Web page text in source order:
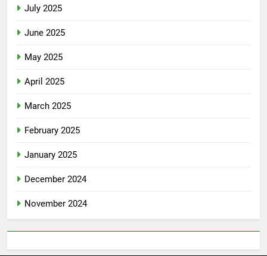
July 2025
June 2025
May 2025
April 2025
March 2025
February 2025
January 2025
December 2024
November 2024